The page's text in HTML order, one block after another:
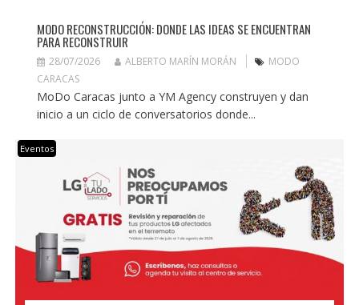
MODO RECONSTRUCCIÓN: DONDE LAS IDEAS SE ENCUENTRAN
PARA RECONSTRUIR
28/07/2026 ALBERTO MARÍN MORÁN
MODO
CARACAS
MoDo Caracas junto a YM Agency construyen y dan
inicio a un ciclo de conversatorios donde...
Eventos